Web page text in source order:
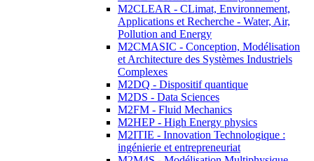
M2CLEAR - CLimat, Environnement,
Applications et Recherche - Water, Air,
Pollution and Energy
M2CMASIC - Conception, Modélisation
et Architecture des Systèmes Industriels
Complexes
M2DQ - Dispositif quantique
M2DS - Data Sciences
M2FM - Fluid Mechanics
M2HEP - High Energy physics
M2ITIE - Innovation Technologique :
ingénierie et entrepreneuriat